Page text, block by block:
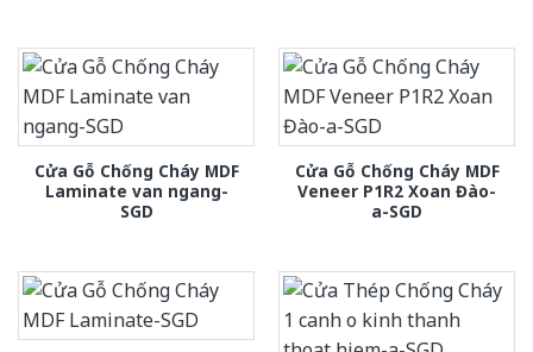
Cửa Gỗ Chống Cháy MDF
Laminate van ngang-
SGD
Cửa Gỗ Chống Cháy MDF
Veneer P1R2 Xoan Đào-
a-SGD